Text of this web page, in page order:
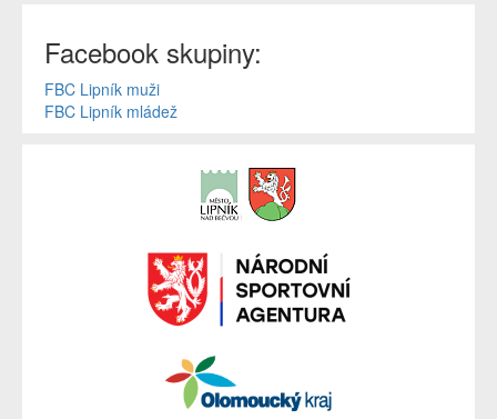
Facebook skupiny:
FBC Lipník muži
FBC Lipník mládež